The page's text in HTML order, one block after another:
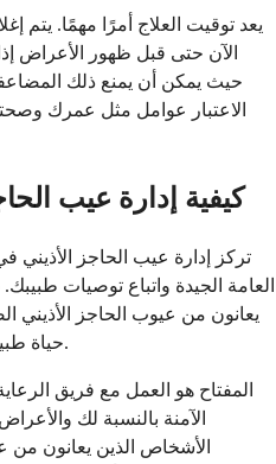
يعد توقيت العلاج أمرًا مهمًا. يتم
الآن حتى قبل ظهور الأعراض
حيث يمكن أن يمنع ذلك
الاعتبار عوامل مثل عمرك
كيفية إدارة عيب
تركز إدارة عيب الحاجز
العامة الجيدة واتباع توصيات
يعانون من عيوب الحاجز الأذيني
حياة طبيعية ونشطة مع فحوصات منتظمة.
المفتاح هو العمل مع فريق
الآمنة بالنسبة لك
الأشخاص الذين يعانون من